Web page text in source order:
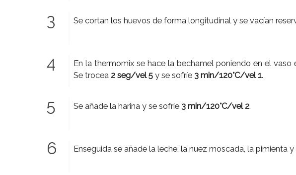
Se cortan los huevos de forma longitudinal y se vacían
En la thermomix se hace la bechamel poniendo en el
Se trocea 2 seg/vel 5 y se sofríe 3 min/120°C/vel 1.
Se añade la harina y se sofríe 3 min/120°C/vel 2.
Enseguida se añade la leche, la nuez moscada, la pimienta